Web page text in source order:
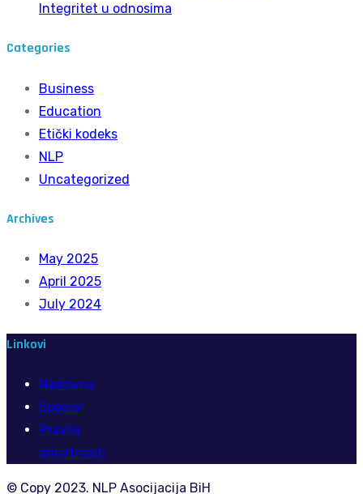
Integritet u odnosima
Categories
Business
Education
Etički kodeks
NLP
Uncategorized
Archives
May 2025
April 2025
July 2024
Linkovi
Naslovna
Special
Pravila
privatnosti
© Copy 2023. NLP Asocijacija BiH